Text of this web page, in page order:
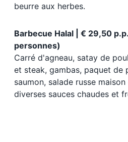
beurre aux herbes.
Barbecue Halal | € 29,50
personnes)
Carré d'agneau, satay de
et steak, gambas, paquet de
saumon, salade russe
diverses sauces chaudes et